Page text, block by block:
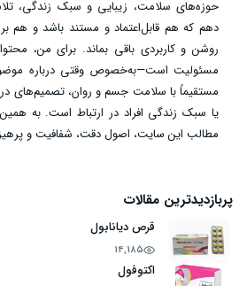
حوزه‌های سلامت، زیبایی و سبک زندگی،
دهم که هم قابل‌اعتماد و مستند باشد و هم
روشن و کاربردی باقی بماند. برای من،
مسئولیت است—به‌خصوص وقتی درباره
مستقیماً با سلامت جسم و روان، تصمیم‌های
یا سبک زندگی افراد در ارتباط است. به همین
مطالب این سایت، اصول دقت، شفافیت و
پربازدیدترین مقالات
قرص دیانابول
14,185
اکتوفول